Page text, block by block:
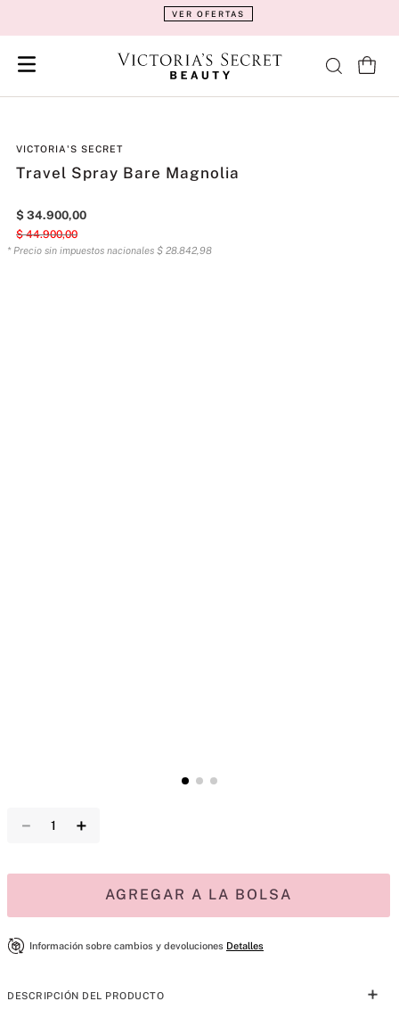
VER OFERTAS
VICTORIA'S SECRET
Travel Spray Bare Magnolia
$ 34.900,00
$ 44.900,00
* Precio sin impuestos nacionales $ 28.842,98
＋
－
AGREGAR A LA BOLSA
Información sobre cambios y devoluciones Detalles
DESCRIPCIÓN DEL PRODUCTO